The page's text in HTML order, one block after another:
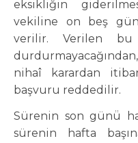
eksikliğin
vekiline on beş
verilir. Verilen bu
nihaî karardan
başvuru reddedilir.
Sürenin son günü̈
sürenin hafta